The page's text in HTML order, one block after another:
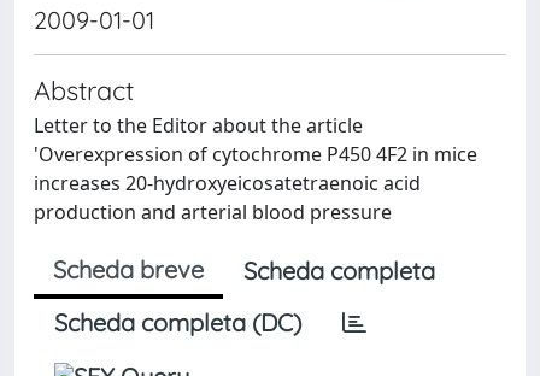
2009-01-01
Abstract
Letter to the Editor about the article
'Overexpression of cytochrome P450 4F2 in mice
increases 20-hydroxyeicosatetraenoic acid
production and arterial blood pressure
Scheda breve
Scheda completa
Scheda completa (DC)